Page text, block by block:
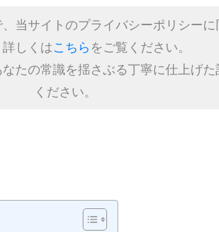
当サイトのプライバシーポリシー
しくはこちら をご覧ください。
たの常識を揺さぶる丁寧に仕上げ
ください。